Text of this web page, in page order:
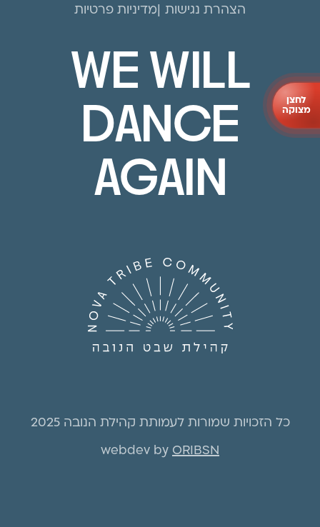
הצהרת נגישות מדיניות פרטיות
WE WILL
DANCE
AGAIN
כל הזכויות שמורות לעמותת קהילת הנובה 2025
webdev by ORIBSN
לחצן
מצוקה